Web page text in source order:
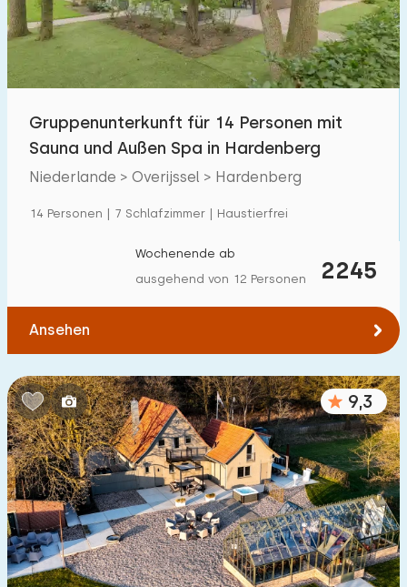
Gruppenunterkunft für 14 Personen mit
Sauna und Außen Spa in Hardenberg
Niederlande > Overijssel > Hardenberg
14 Personen | 7 Schlafzimmer | Haustierfrei
2245
Wochenende ab
ausgehend von 12 Personen
Ansehen
9,3